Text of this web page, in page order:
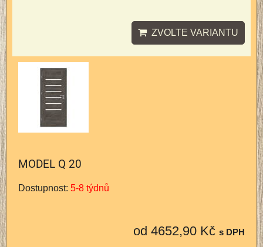
ZVOLTE VARIANTU
MODEL Q 20
Dostupnost: 5-8 týdnů
od 4652,90 Kč s DPH